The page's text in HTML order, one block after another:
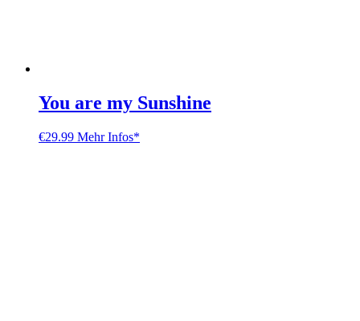
You are my Sunshine
€29.99 Mehr Infos*